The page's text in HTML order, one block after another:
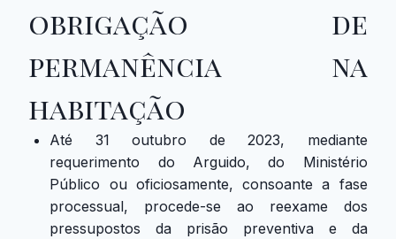
obrigação de
permanência na
habitação
Até 31 outubro de 2023, mediante
requerimento do Arguido, do Ministério
Público ou oficiosamente, consoante a fase
processual, procede-se ao reexame dos
pressupostos da prisão preventiva e da